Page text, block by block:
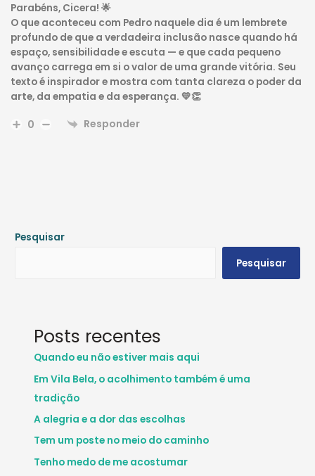
Parabéns, Cicera! 🌟
O que aconteceu com Pedro naquele dia é um lembrete
profundo de que a verdadeira inclusão nasce quando há
espaço, sensibilidade e escuta — e que cada pequeno
avanço carrega em si o valor de uma grande vitória. Seu
texto é inspirador e mostra com tanta clareza o poder da
arte, da empatia e da esperança. 💛👏
0 Responder
Pesquisar
Pesquisar
Posts recentes
Quando eu não estiver mais aqui
Em Vila Bela, o acolhimento também é uma
tradição
A alegria e a dor das escolhas
Tem um poste no meio do caminho
Tenho medo de me acostumar